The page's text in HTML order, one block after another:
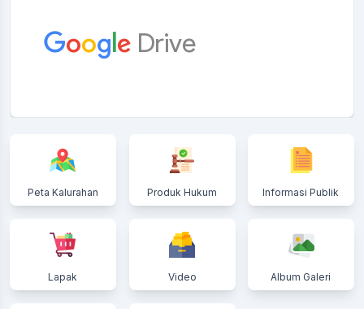
Peta Kalurahan Produk Hukum Informasi Publik
Lapak Video Album Galeri